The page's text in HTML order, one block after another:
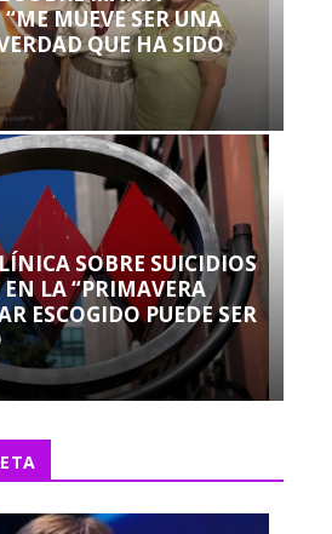
MUEVE SER UNA
QUE HA SIDO
SOBRE SUICIDIOS
LA “PRIMAVERA
ESCOGIDO PUEDE SER